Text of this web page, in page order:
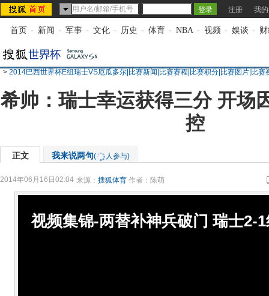
注册 我
首页 - 新闻 - 军事 - 文化 - 历史 - 体育 - NBA - 视频 - 娱谈 -
> 2014巴西世界杯E组瑞士VS厄瓜多尔|比赛新闻|比赛赛程|比赛积分|比赛图片|比赛
希帅：瑞士幸运获得三分 开场
控
正文 我来说两句( 人参与)
2014年06月16日02:04 来源： 搜狐体育 作者：陈萌
视频集锦-两替补神兵破门 瑞士2-